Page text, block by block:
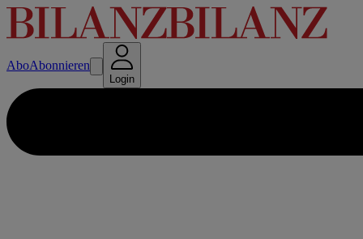
AboAbonnieren
Login